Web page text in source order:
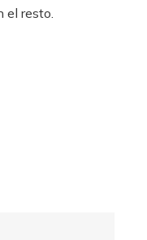
el resto.